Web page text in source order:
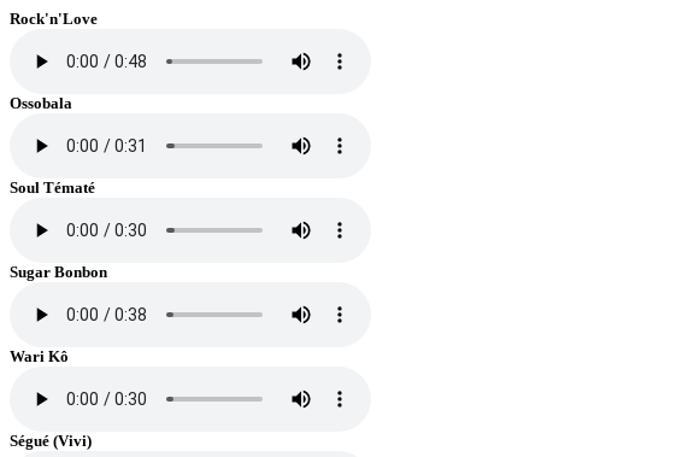
Rock'n'Love
Ossobala
Soul Tématé
Sugar Bonbon
Wari Kô
Ségué (Vivi)